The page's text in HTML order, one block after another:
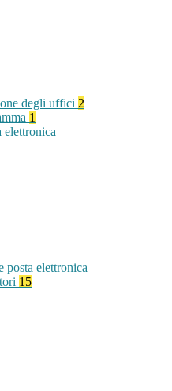
degli uffici 2
1
elettronica
posta elettronica
15